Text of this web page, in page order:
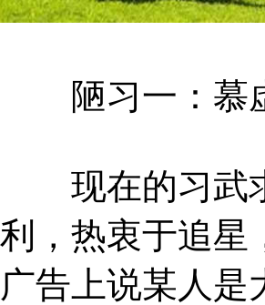
陋习一：慕
现在的习武求
利，热衷于追星
广告上说某人是